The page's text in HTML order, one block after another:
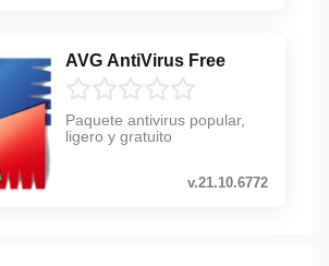
AVG AntiVirus Free
Paquete antivirus popular,
ligero y gratuito
v.21.10.6772